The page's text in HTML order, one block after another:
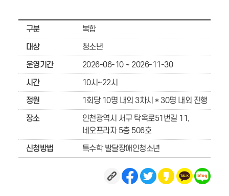
구분
복합
대상
청소년
운영기간
2026-06-10 ~ 2026-11-30
시간
10시~22시
정원
1회당 10명 내외 3차시 * 30명 내외 진행
장소
인천광역시 서구 탁옥로51번길 11,
네오프라자 5층 506호
신청방법
특수학 발달장애인청소년